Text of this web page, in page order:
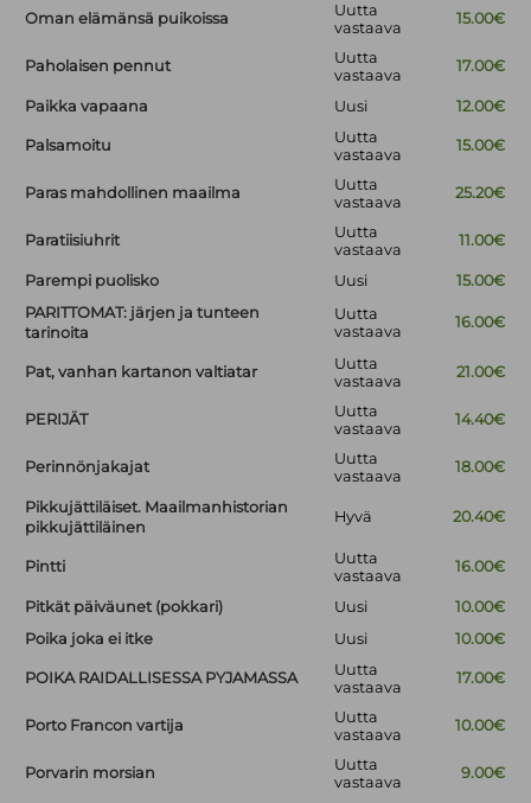
Oman elämänsä puikoissa
Uutta
vastaava
15.00€
Paholaisen pennut
Uutta
vastaava
17.00€
Paikka vapaana Uusi 12.00€
Palsamoitu
Uutta
vastaava
15.00€
Paras mahdollinen maailma
Uutta
vastaava
25.20€
Paratiisiuhrit
Uutta
vastaava
11.00€
Parempi puolisko Uusi
15.00€
PARITTOMAT: järjen ja tunteen
tarinoita
Uutta
vastaava
16.00€
Pat, vanhan kartanon valtiatar
Uutta
vastaava
21.00€
PERIJÄT
Uutta
vastaava
14.40€
Perinnönjakajat
Uutta
vastaava
18.00€
Pikkujättiläiset. Maailmanhistorian
pikkujättiläinen
Hyvä 20.40€
Pintti
Uutta
vastaava
16.00€
Pitkät päiväunet (pokkari) Uusi
10.00€
Poika joka ei itke
Uusi 10.00€
POIKA RAIDALLISESSA PYJAMASSA
Uutta
vastaava
17.00€
Porto Francon vartija
Uutta
vastaava
10.00€
Porvarin morsian
Uutta
vastaava
9.00€